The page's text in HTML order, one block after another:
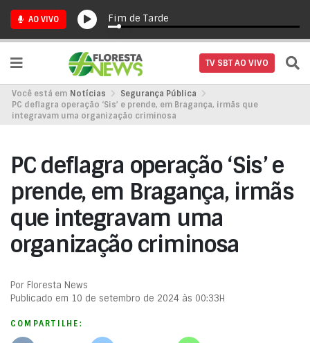
AO VIVO Fim de Tarde
TV SBT AO VIVO
Você está em Notícias
Segurança Pública
PC deflagra operação ‘Sis’ e prende, em Bragança, irmãs que
integravam uma organização criminosa
PC deflagra operação ‘Sis’ e
prende, em Bragança, irmãs
que integravam uma
organização criminosa
Por Floresta News
Publicado em 10 de setembro de 2024 às 00:33H
COMPARTILHE: